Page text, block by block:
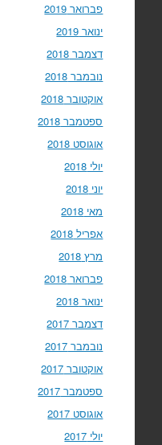
פברואר 2019
ינואר 2019
דצמבר 2018
נובמבר 2018
אוקטובר 2018
ספטמבר 2018
אוגוסט 2018
יולי 2018
יוני 2018
מאי 2018
אפריל 2018
מרץ 2018
פברואר 2018
ינואר 2018
דצמבר 2017
נובמבר 2017
אוקטובר 2017
ספטמבר 2017
אוגוסט 2017
יולי 2017